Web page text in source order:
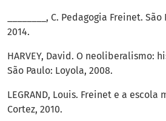
________, C. Pedagogia Freinet.
2014.
HARVEY, David. O neoliberalismo:
São Paulo: Loyola, 2008.
LEGRAND, Louis. Freinet e a escola
Cortez, 2010.